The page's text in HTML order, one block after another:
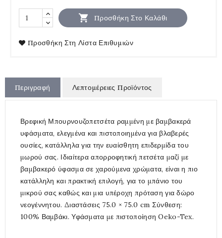
 Προσθήκη Στο Καλάθι
Προσθήκη Στη Λίστα Επιθυμιών
Περιγραφή Λεπτομέρειες Προϊόντος
Βρεφική Μπουρνουζοπετσέτα ραμμένη με βαμβακερά
υφάσματα, ελεγμένα και πιστοποιημένα για βλαβερές
ουσίες, κατάλληλα για την ευαίσθητη επιδερμίδα του
μωρού σας. Ιδιαίτερα απορροφητική πετσέτα μαζί με
βαμβακερό ύφασμα σε χαρούμενα χρώματα, είναι η πιο
κατάλληλη και πρακτική επιλογή, για το μπάνιο του
μικρού σας καθώς και μια υπέροχη πρόταση για δώρο
νεογέννητου. Διαστάσεις 75.0 × 75.0 cm Σύνθεση:
100% Βαμβάκι. Υφάσματα με πιστοποίηση Oeko-Tex.